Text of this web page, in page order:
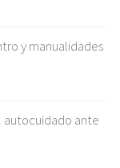
y manualidades
autocuidado ante